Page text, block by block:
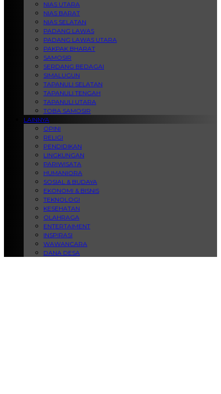
NIAS UTARA
NIAS BARAT
NIAS SELATAN
PADANG LAWAS
PADANG LAWAS UTARA
PAKPAK BHARAT
SAMOSIR
SERDANG BEDAGAI
SIMALUGUN
TAPANULI SELATAN
TAPANULI TENGAH
TAPANULI UTARA
TOBA SAMOSIR
LAINNYA
OPINI
RELIGI
PENDIDIKAN
LINGKUNGAN
PARIWISATA
HUMANIORA
SOSIAL & BUDAYA
EKONOMI & BISNIS
TEKNOLOGI
KESEHATAN
OLAHRAGA
ENTERTAIMENT
INSPIRASI
WAWANCARA
DANA DESA